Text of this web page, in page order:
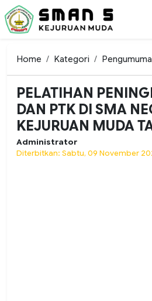
Home Kategori
PELATIHAN
DAN PTK DI SMA
KEJURUAN MUDA
Administrator
Diterbitkan: Sabtu, 09 November